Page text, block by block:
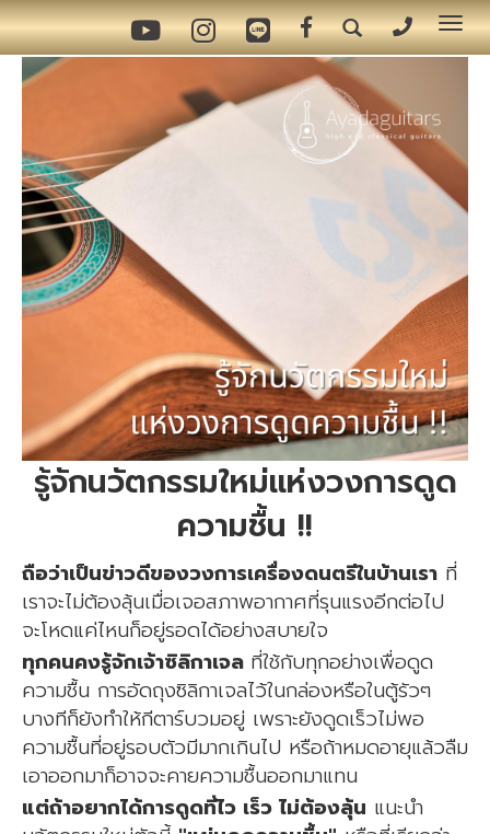
รู้จักนวัตกรรมใหม่แห่งวงการดูด
ความชื้น !!
ถือว่าเป็นข่าวดีของวงการเครื่องดนตรีในบ้านเรา ที่
เราจะไม่ต้องลุ้นเมื่อเจอสภาพอากาศที่รุนแรงอีกต่อไป
จะโหดแค่ไหนก็อยู่รอดได้อย่างสบายใจ
ทุกคนคงรู้จักเจ้าซิลิกาเจล ที่ใช้กับทุกอย่างเพื่อดูด
ความชื้น การอัดถุงซิลิกาเจลไว้ในกล่องหรือในตู้รัวๆ
บางทีก็ยังทำให้กีตาร์บวมอยู่ เพราะยังดูดเร็วไม่พอ
ความชื้นที่อยู่รอบตัวมีมากเกินไป หรือถ้าหมดอายุแล้วลืม
เอาออกมาก็อาจจะคายความชื้นออกมาแทน
แต่ถ้าอยากได้การดูดที่ไว เร็ว ไม่ต้องลุ้น แนะนำ